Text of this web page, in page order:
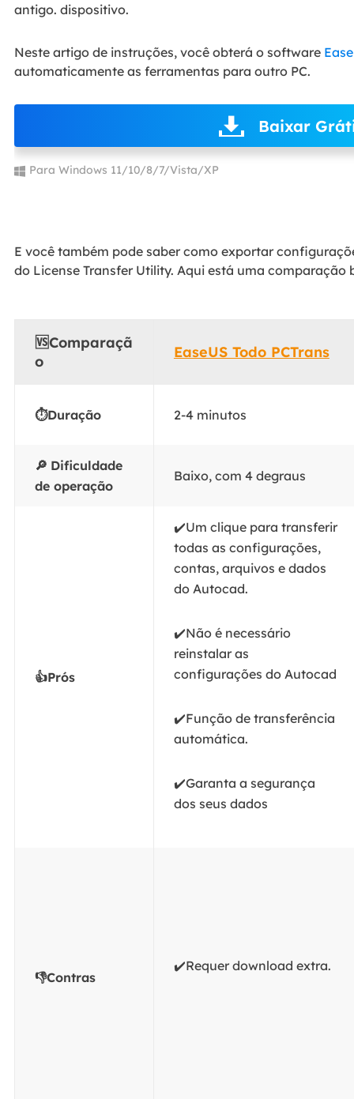
antigo. dispositivo.
Neste artigo de instruções, você obterá o software
automaticamente as ferramentas para outro PC.
Baixar
Para Windows 11/10/8/7/Vista/XP
E você também pode saber como exportar
do License Transfer Utility. Aqui está uma comparação
🆚Comparaçã
o
EaseUS Todo PCTrans
⏱️Duração 2-4 minutos
🔎 Dificuldade
de operação
Baixo, com 4 degraus
👍Prós
✔️Um clique para transferir
todas as configurações,
contas, arquivos e dados
do Autocad.
✔️Não é necessário
reinstalar as
configurações do Autocad
✔️Função de transferência
automática.
✔️Garanta a segurança
dos seus dados
👎Contras
✔️Requer download extra.